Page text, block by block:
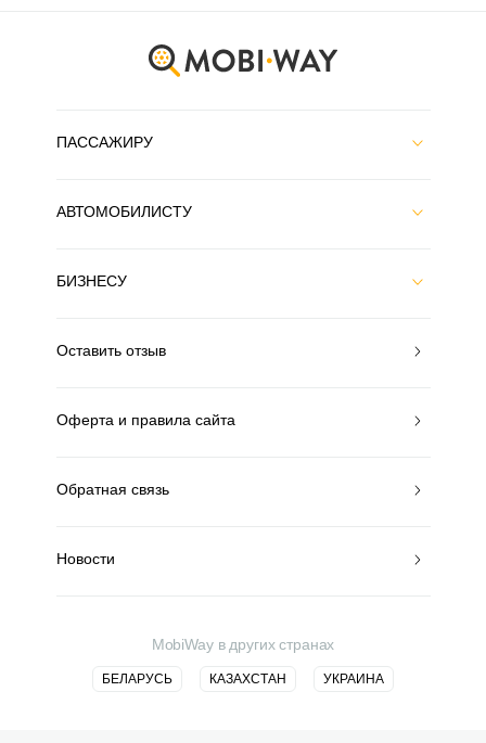
ПАССАЖИРУ
АВТОМОБИЛИСТУ
БИЗНЕСУ
Оставить отзыв
Оферта и правила сайта
Обратная связь
Новости
MobiWay в других странах
БЕЛАРУСЬ КАЗАХСТАН УКРАИНА